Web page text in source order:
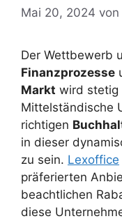
Mai 20, 2024 von
Der Wettbewerb
Finanzprozesse
Markt wird stetig
Mittelständische
richtigen
in dieser
zu sein. Lexoffice
präferierten
beachtlichen
diese